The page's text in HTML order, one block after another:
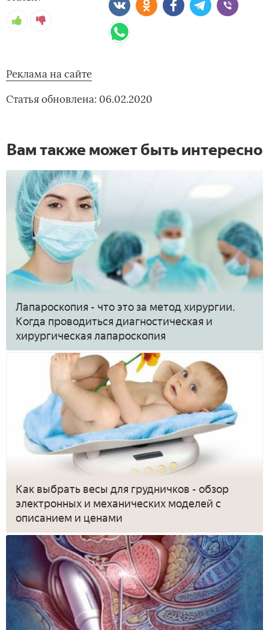
Реклама на сайте
Статья обновлена: 06.02.2020
Вам также может быть интересно
Лапароскопия - что это за метод хирургии.
Когда проводиться диагностическая и
хирургическая лапароскопия
Как выбрать весы для грудничков - обзор
электронных и механических моделей с
описанием и ценами